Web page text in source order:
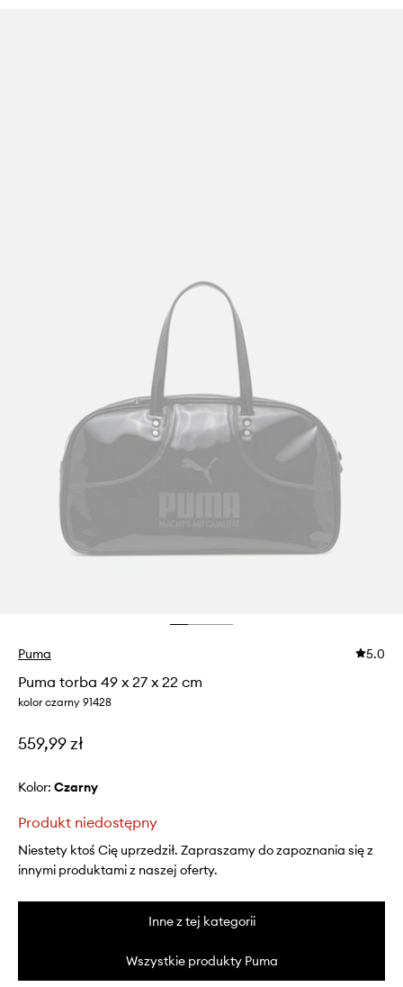
Puma 5.0
Puma torba 49 x 27 x 22 cm
kolor czarny 91428
559,99 zł
Kolor: czarny
Produkt niedostępny
Niestety ktoś Cię uprzedził. Zapraszamy do zapoznania się z
innymi produktami z naszej oferty.
Inne z tej kategorii
Wszystkie produkty Puma